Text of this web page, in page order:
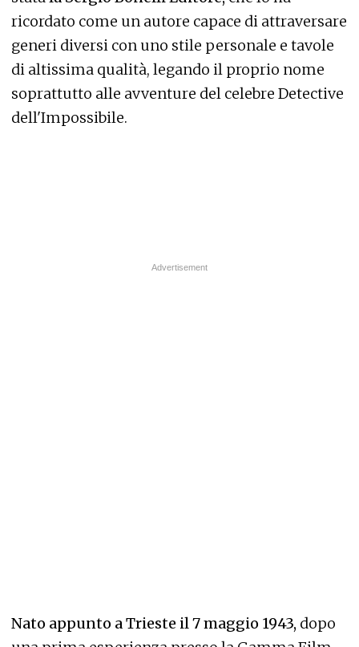
ricordato come un autore capace di attraversare
generi diversi con uno stile personale e tavole
di altissima qualità, legando il proprio nome
soprattutto alle avventure del celebre Detective
dell'Impossibile.
Nato appunto a Trieste il 7 maggio 1943, dopo